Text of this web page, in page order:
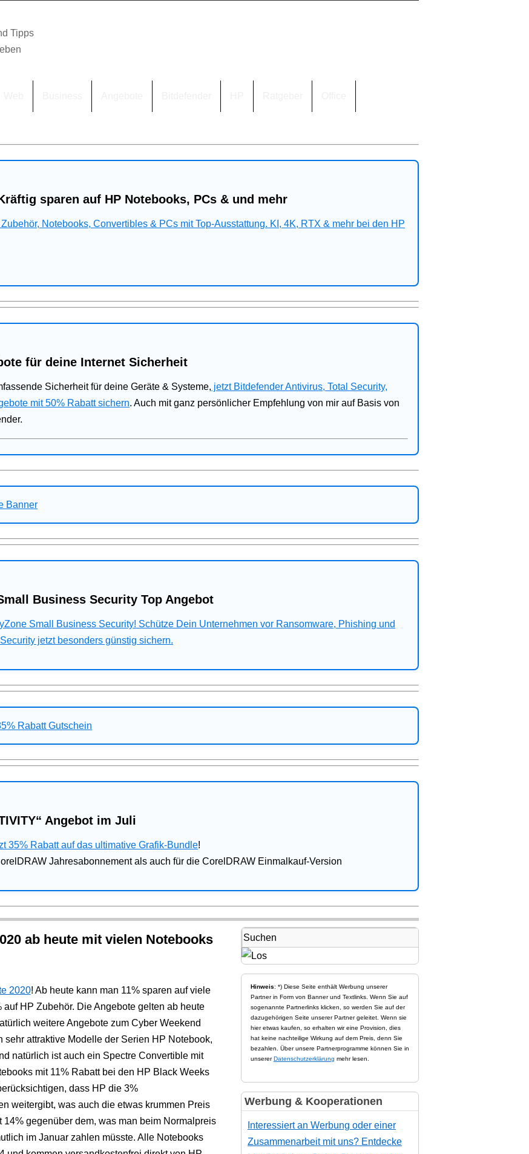
Tipps
sparen auf HP Notebooks, PCs & und mehr
Notebooks, Convertibles & PCs mit Top-Ausstattung. KI, 4K, RTX & mehr bei den HP
für deine Internet Sicherheit
Sicherheit für deine Geräte & Systeme, jetzt Bitdefender Antivirus, Total Security,
mit 50% Rabatt sichern. Auch mit ganz persönlicher Empfehlung von mir auf Basis von
Business Security Top Angebot
Small Business Security! Schütze Dein Unternehmen vor Ransomware, Phishing und
jetzt besonders günstig sichern.
Angebot im Juli
35% Rabatt auf das ultimative Grafik-Bundle!
Jahresabonnement als auch für die CorelDRAW Einmalkauf-Version
ab heute mit vielen Notebooks
2020! Ab heute kann man 11% sparen auf viele
HP Zubehör. Die Angebote gelten ab heute
weitere Angebote zum Cyber Weekend
sehr attraktive Modelle der Serien HP Notebook,
natürlich ist auch ein Spectre Convertible mit
mit 11% Rabatt bei den HP Black Weeks
dass HP die 3%
weitergibt, was auch die etwas krummen Preis
gegenüber dem, was man beim Normalpreis
im Januar zahlen müsste. Alle Notebooks
Hinweis: *) Diese Seite enthält Werbung unserer
Partner in Form von Banner und Textlinks. Wenn Sie auf
sogenannte Partnerlinks klicken, so werden Sie auf der
dazugehörigen Seite unserer Partner geleitet. Wenn sie
hier etwas kaufen, so erhalten wir eine Provision, dies
hat keine nachteilige Wirkung auf dem Preis, denn Sie
bezahlen. Über unsere Partnerprogramme können Sie in
unsererDatenschutzerklärung mehr lesen.
Werbung & Kooperationen
Interessiert an Werbung oder einer
Zusammenarbeit mit uns? Entdecke